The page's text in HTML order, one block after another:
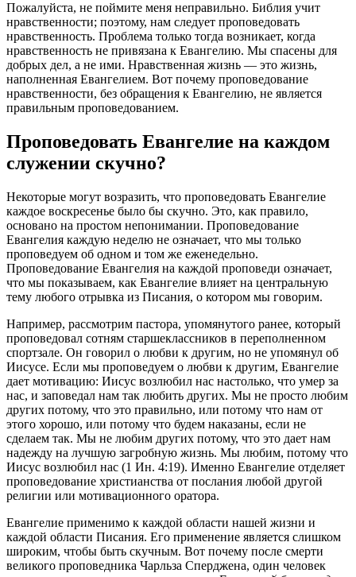
Пожалуйста, не поймите меня неправильно. Библия учит
нравственности; поэтому, нам следует проповедовать
нравственность. Проблема только тогда возникает, когда
нравственность не привязана к Евангелию. Мы спасены для
добрых дел, а не ими. Нравственная жизнь — это жизнь,
наполненная Евангелием. Вот почему проповедование
нравственности, без обращения к Евангелию, не является
правильным проповедованием.
Проповедовать Евангелие на каждом
служении скучно?
Некоторые могут возразить, что проповедовать Евангелие
каждое воскресенье было бы скучно. Это, как правило,
основано на простом непонимании. Проповедование
Евангелия каждую неделю не означает, что мы только
проповедуем об одном и том же еженедельно.
Проповедование Евангелия на каждой проповеди означает,
что мы показываем, как Евангелие влияет на центральную
тему любого отрывка из Писания, о котором мы говорим.
Например, рассмотрим пастора, упомянутого ранее, который
проповедовал сотням старшеклассников в переполненном
спортзале. Он говорил о любви к другим, но не упомянул об
Иисусе. Если мы проповедуем о любви к другим, Евангелие
дает мотивацию: Иисус возлюбил нас настолько, что умер за
нас, и заповедал нам так любить других. Мы не просто любим
других потому, что это правильно, или потому что нам от
этого хорошо, или потому что будем наказаны, если не
сделаем так. Мы не любим других потому, что это дает нам
надежду на лучшую загробную жизнь. Мы любим, потому что
Иисус возлюбил нас (1 Ин. 4:19). Именно Евангелие отделяет
проповедование христианства от послания любой другой
религии или мотивационного оратора.
Евангелие применимо к каждой области нашей жизни и
каждой области Писания. Его применение является слишком
широким, чтобы быть скучным. Вот почему после смерти
великого проповедника Чарльза Сперджена, один человек